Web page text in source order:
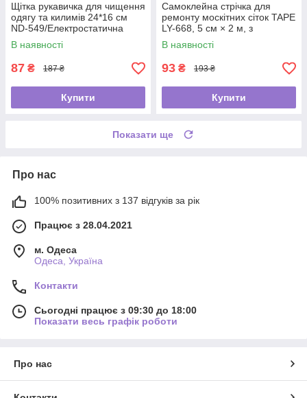
Щітка рукавичка для чищення
одягу та килимів 24*16 см
ND-549/Електростатична
рукавичка від шерсті
В наявності
87 ₴ 187 ₴
Купити
Самоклейна стрічка для
ремонту москітних сіток TAPE
LY-668, 5 см × 2 м, з
фібергласу
В наявності
93 ₴ 193 ₴
Купити
Показати ще
Про нас
100% позитивних з 137 відгуків за рік
Працює з 28.04.2021
м. Одеса
Одеса, Україна
Контакти
Сьогодні працює з 09:30 до 18:00
Показати весь графік роботи
Про нас